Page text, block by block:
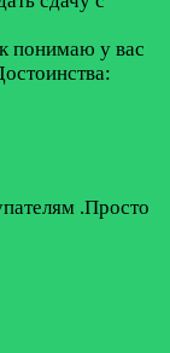
понимаю у вас
.Просто